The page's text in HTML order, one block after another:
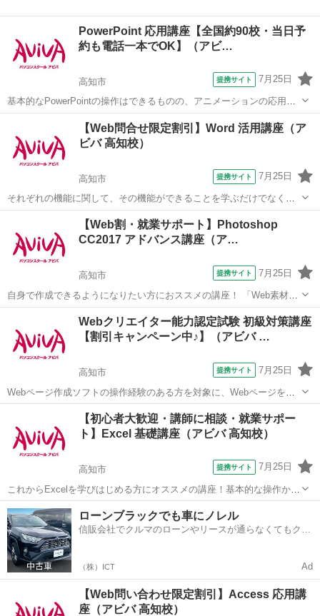
PowerPoint 応用講座【全国約90校・当日予
約も電話一本でOK】（アビ…
高知市 提携サイト 7月25日
基本的なPowerPointの操作はできるものの、アニメーションの応用や
ビデオの挿入など、より見栄えのよいプレゼン資料作成を学びたい方
にオススメの講座です。 ■学習内容■ オリジナルレイアウト作成・図
形/SmartArt...
パワーポイント
【Web問合せ限定割引】Word 活用講座（ア
ビバ 高知校）
高知市 提携サイト 7月25日
それぞれの機能に関して、その機能ができることを学ぶだけでなく、
実際に業務に活かす方法を実例をもって学ぶことができる講座です。
に作成し、Wordの機能をさ...
ワード
【Web割・就業サポート】Photoshop
CC2017 アドバンス講座（ア…
高知市 提携サイト 7月25日
自身で作成できるようになりたい方におススメの講座！ 「Web素材」
や「印刷物」など、テーマに合わせた制作物作成のノウハウを学習し
ます。 アイコン画像やポストカードなど、実際に制作機会の多い成果
物をピックアップしているため、 ...
Photoshop
Webクリエイター能力認定試験 初級対策講座
【割引キャンペーン中♪】（アビバ …
高知市 提携サイト 7月25日
Webページ作成ソフトの操作経験のある方を対象に、Webページを作
成する際に重要な、HTML4.01とCSSコードの記述スキルの初級レベル
を学びます。Webクリエイター能力認定試験初級の取得が目指せま
す。 ■学習内容■ ...
ホームページ作成
【初心者大歓迎・講師に相談・就業サポー
ト】Excel 基礎講座（アビバ 高知校）
高知市 提携サイト 7月25日
これからExcelを学びはじめる方にオススメの講座！基本的な操作から
関数やグラフ作成など、表計算ソフトであるExcelの醍醐味を学ぶ事が
できる講座です。 ■学習内容■ 基本操作・印刷・ページ設定・書式設
定・効率の良いデー...
高知 高知市 エクセル
ローンブラックでも車にノレル
信販会社でクルマのローンやリースが通らなくてもクル
（株）ICT Ad
【Web問い合わせ限定割引】Access 応用講
座（アビバ 高知校）